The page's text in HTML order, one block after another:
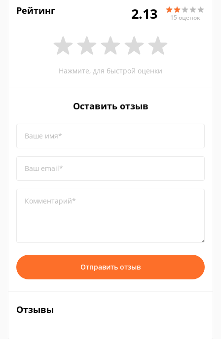
Рейтинг 2.13 15 оценок
Нажмите, для быстрой оценки
Оставить отзыв
Ваше имя*
Ваш email*
Комментарий*
Отправить отзыв
Отзывы